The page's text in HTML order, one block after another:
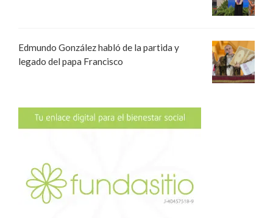
Edmundo González habló de la partida y
legado del papa Francisco